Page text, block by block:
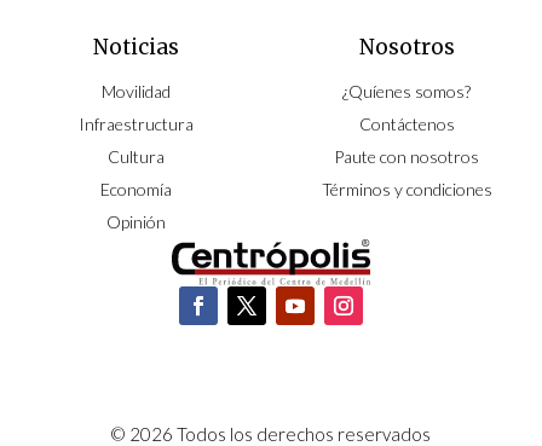
Noticias
Movilidad
Infraestructura
Cultura
Economía
Opinión
Nosotros
¿Quíenes somos?
Contáctenos
Paute con nosotros
Términos y condiciones
© 2026 Todos los derechos reservados